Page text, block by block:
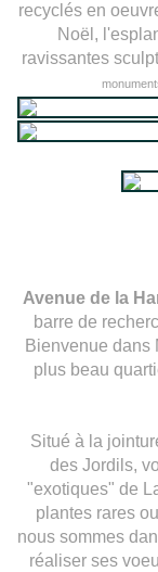
recyclés en
Noël,
ravissantes
Avenue de la
barre de
Bienvenue dans
plus beau
Situé à la
des Jordils,
"exotiques" de
plantes rares
nous sommes
réaliser ses